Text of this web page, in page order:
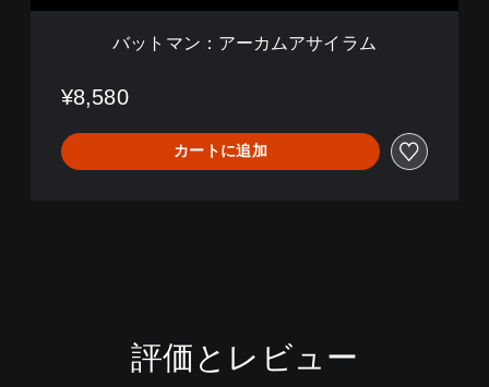
サ
バットマン：アーカムアサイラム
¥8,580
カートに追加
評価とレビュー